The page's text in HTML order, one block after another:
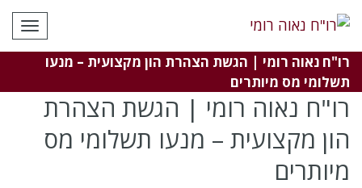
לתוכן
רו"ח נאוה רומי | הגשת הצהרת הון מקצועית – מנעו
תשלומי מס מיותרים
רו"ח נאוה רומי | הגשת הצהרת
הון מקצועית – מנעו תשלומי מס
מיותרים